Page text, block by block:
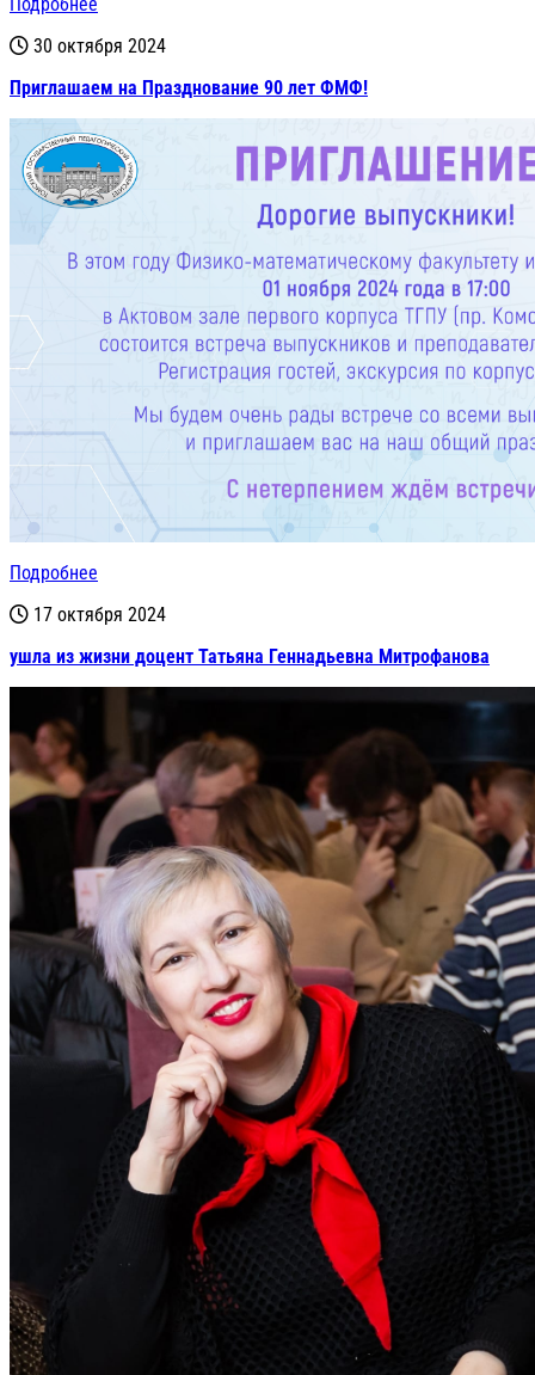
30 октября 2024
Приглашаем на Празднование 90 лет ФМФ!
Подробнее
17 октября 2024
ушла из жизни доцент Татьяна Геннадьевна Митрофанова